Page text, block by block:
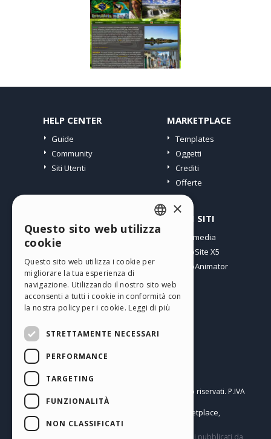
HELP CENTER
Guide
Community
Siti Utenti
MARKETPLACE
Templates
Oggetti
Crediti
Offerte
I miei post
I miei Download
Spazio Web
I miei Crediti
ALTRI SITI
Incomedia
WebSite X5
WebAnimator
Italiano
Copyright © 2026
Tutti i diritti sono riservati. P.IVA
IT07514640015
Help Center / Marketplace,
Templates,Objects|Privacy Policy
Questo sito contiene commenti, opinioni e materiali pubblicati da
ENGLISH
SPANISH
PORTUGUESE
POLISH
×
Questo sito web utilizza
cookie
Questo sito web utilizza i cookie per
migliorare la tua esperienza di
navigazione. Utilizzando il nostro sito web
acconsenti a tutti i cookie in conformità con
la nostra policy per i cookie. Leggi di più
STRETTAMENTE NECESSARI
PERFORMANCE
TARGETING
FUNZIONALITÀ
NON CLASSIFICATI